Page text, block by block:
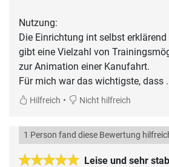
Nutzung:
Die Einrichtung int selbst
gibt eine Vielzahl von
zur Animation einer Kanufahrt.
Für mich war das wichtigste, dass
Hilfreich • Nicht hilfreich
Leise und sehr
1 Person fand diese Bewertung